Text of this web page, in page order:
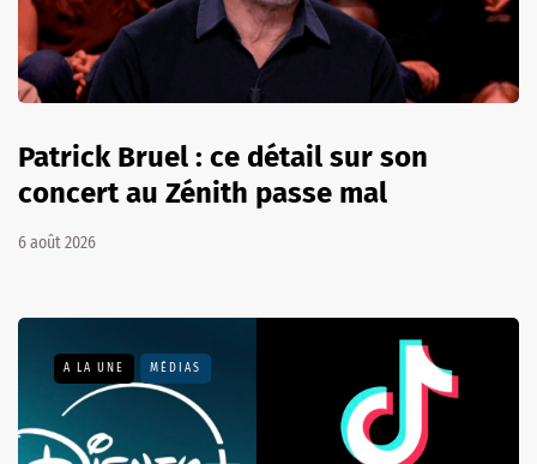
Patrick Bruel : ce détail sur son
concert au Zénith passe mal
6 août 2026
A LA UNE MÉDIAS